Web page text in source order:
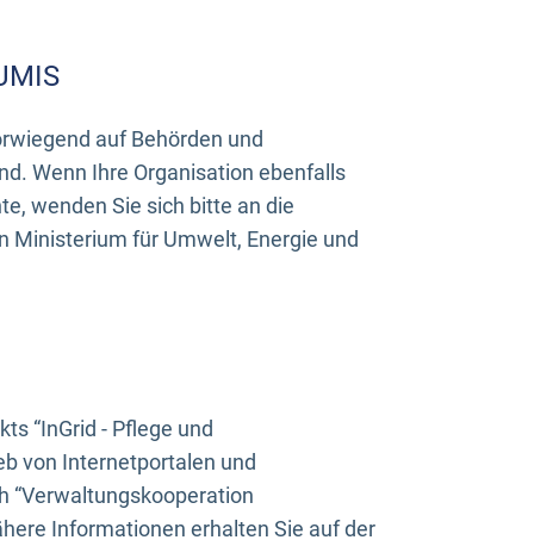
auf Behörden und
Wenn Ihre Organisation ebenfalls
wenden Sie sich bitte an die
Ministerium für Umwelt, Energie und
“InGrid - Pflege und
von Internetportalen und
“Verwaltungskooperation
Informationen erhalten Sie auf der